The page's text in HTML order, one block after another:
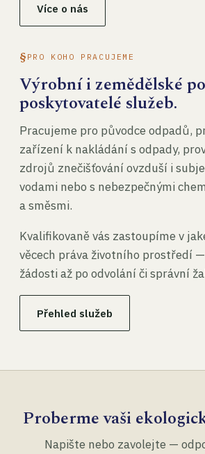
Více o nás
PRO KOHO PRACUJEME
Výrobní i zemědělské
poskytovatelé služeb.
Pracujeme pro původce odpadů,
zařízení k nakládání s odpady,
zdrojů znečišťování ovzduší i
vodami nebo s nebezpečnými
a směsmi.
Kvalifikovaně vás zastoupíme v
věcech práva životního prostředí
žádosti až po odvolání či správní
Přehled služeb
Proberme vaši
Napište nebo zavolejte —